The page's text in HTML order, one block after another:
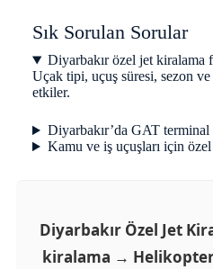
Sık Sorulan Sorular
Diyarbakır özel jet kiralama
Uçak tipi, uçuş süresi, sezon
etkiler.
Diyarbakır’da GAT
Kamu ve iş uçuşları için
Diyarbakır Özel Jet
kiralama →